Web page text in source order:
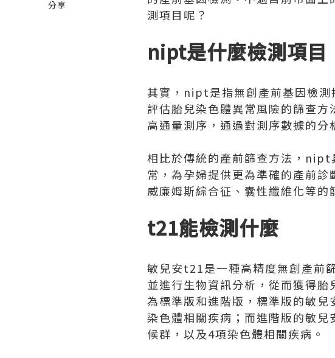
測項目呢？
nipt是什麼檢測項目
其實，nipt是指無創產前基因檢測
評估胎兒染色體異常風險的篩查
高通量測序，通過對測序數據的分
相比於傳統的產前篩查方法，nipt
常，為孕婦提供更為準確的產前
威廉姆斯綜合征、囊性纖維化等
t21能檢測什麼
敏兒安t21是一種高精度無創產前
並進行生物資訊分析，從而獲得
為標準版和進階版，標準版的敏
染色體相關疾病；而進階版的敏
候群，以及4項染色體相關疾病。
分享